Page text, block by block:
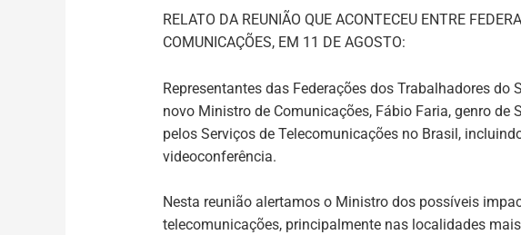
RELATO DA REUNIÃO QUE ACONTECEU ENTRE
COMUNICAÇÕES, EM 11 DE AGOSTO:
Representantes das Federações dos Trabalhadores
novo Ministro de Comunicações, Fábio Faria, genro
pelos Serviços de Telecomunicações no Brasil,
videoconferência.
Nesta reunião alertamos o Ministro dos possíveis
telecomunicações, principalmente nas localidades